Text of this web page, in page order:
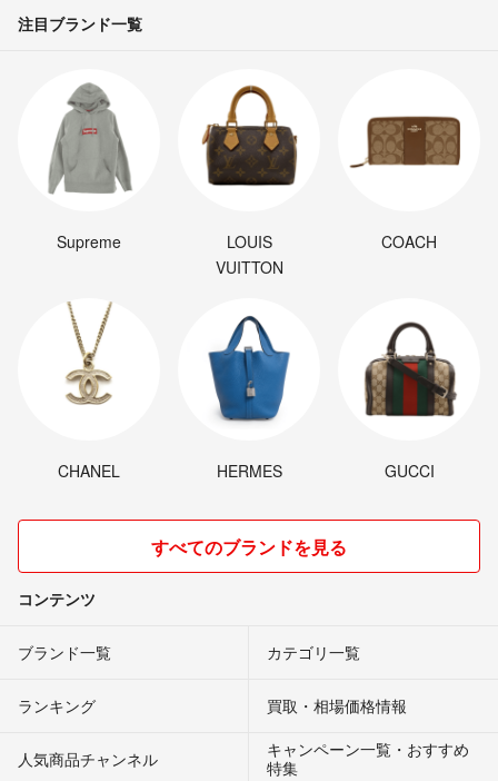
注目ブランド一覧
Supreme
LOUIS
VUITTON
COACH
CHANEL HERMES GUCCI
すべてのブランドを見る
コンテンツ
ブランド一覧 カテゴリ一覧
ランキング 買取・相場価格情報
人気商品チャンネル
キャンペーン一覧・おすすめ
特集